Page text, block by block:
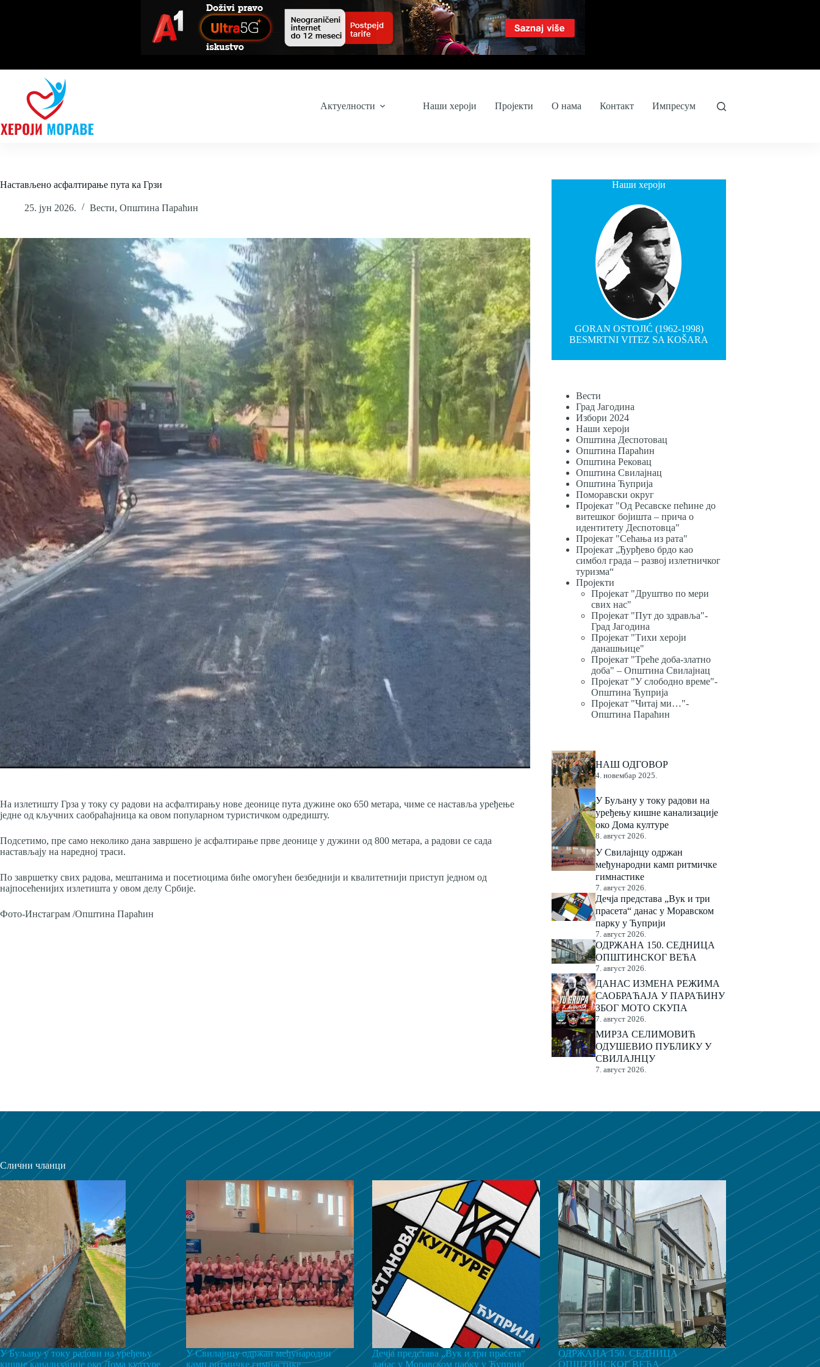
Актуелности Наши хероји Пројекти О нама Контакт Импресум
Настављено асфалтирање пута ка Грзи
25. јун 2026. Вести, Општина Параћин
На излетишту Грза у току су радови на асфалтирању нове деонице пута дужине око 650 метара, чиме се наставља уређење
једне од кључних саобраћајница ка овом популарном туристичком одредишту.
Подсетимо, пре само неколико дана завршено је асфалтирање прве деонице у дужини од 800 метара, а радови се сада
настављају на наредној траси.
По завршетку свих радова, мештанима и посетиоцима биће омогућен безбеднији и квалитетнији приступ једном од
најпосећенијих излетишта у овом делу Србије.
Фото-Инстаграм /Општина Параћин
Наши хероји
GORAN OSTOJIĆ (1962-1998)
BESMRTNI VITEZ SA KOŠARA
Вести
Град Јагодина
Избори 2024
Наши хероји
Општина Деспотовац
Општина Параћин
Општина Рековац
Општина Свилајнац
Општина Ћуприја
Поморавски округ
Пројекат "Од Ресавске пећине до
витешког бојишта – прича о
идентитету Деспотовца"
Пројекат "Сећања из рата"
Пројекат „Ђурђево брдо као
симбол града – развој излетничког
туризма“
Пројекти
Пројекат "Друштво по мери
свих нас"
Пројекат "Пут до здравља"-
Град Јагодина
Пројекат "Тихи хероји
данашњице"
Пројекат "Треће доба-златно
доба" – Општина Свилајнац
Пројекат "У слободно време"-
Општина Ћуприја
Пројекат "Читај ми…"-
Општина Параћин
НАШ ОДГОВОР
4. новембар 2025.
У Буљану у току радови на
уређењу кишне канализације
око Дома културе
8. август 2026.
У Свилајнцу одржан
међународни камп ритмичке
гимнастике
7. август 2026.
Дечја представа „Вук и три
прасета“ данас у Моравском
парку у Ћуприји
7. август 2026.
ОДРЖАНА 150. СЕДНИЦА
ОПШТИНСКОГ ВЕЋА
7. август 2026.
ДАНАС ИЗМЕНА РЕЖИМА
САОБРАЋАЈА У ПАРАЋИНУ
ЗБОГ МОТО СКУПА
7. август 2026.
МИРЗА СЕЛИМОВИЋ
ОДУШЕВИО ПУБЛИКУ У
СВИЛАЈНЦУ
7. август 2026.
Слични чланци
У Буљану у току радови на уређењу
кишне канализације око Дома културе
У Свилајнцу одржан међународни
камп ритмичке гимнастике
Дечја представа „Вук и три прасета“
данас у Моравском парку у Ћуприји
ОДРЖАНА 150. СЕДНИЦА
ОПШТИНСКОГ ВЕЋА